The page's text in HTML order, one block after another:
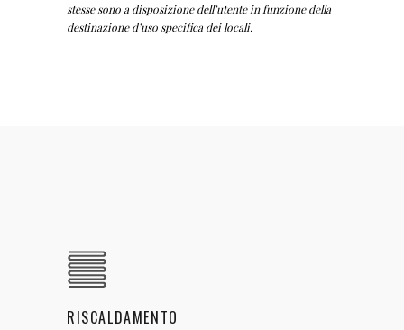
stesse sono a disposizione dell’utente in funzione della
destinazione d’uso specifica dei locali.
RISCALDAMENTO